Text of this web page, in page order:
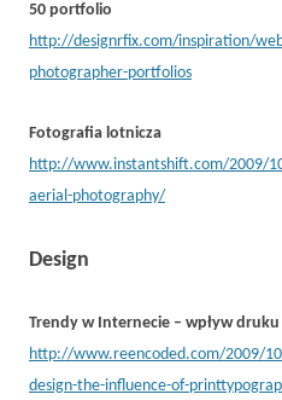
50 portfolio
http://designrfix.com/inspiration/
photographer-portfolios
Fotografia lotnicza
http://www.instantshift.com/2009/
aerial-photography/
Design
Trendy w Internecie – wpływ druku
http://www.reencoded.com/2009/
design-the-influence-of-